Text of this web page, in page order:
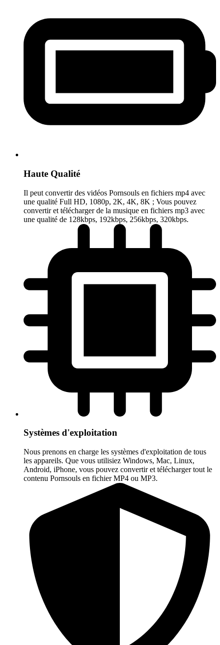
Haute Qualité
Il peut convertir des vidéos Pornsouls en fichiers mp4 avec
une qualité Full HD, 1080p, 2K, 4K, 8K ; Vous pouvez
convertir et télécharger de la musique en fichiers mp3 avec
une qualité de 128kbps, 192kbps, 256kbps, 320kbps.
Systèmes d'exploitation
Nous prenons en charge les systèmes d'exploitation de tous
les appareils. Que vous utilisiez Windows, Mac, Linux,
Android, iPhone, vous pouvez convertir et télécharger tout le
contenu Pornsouls en fichier MP4 ou MP3.